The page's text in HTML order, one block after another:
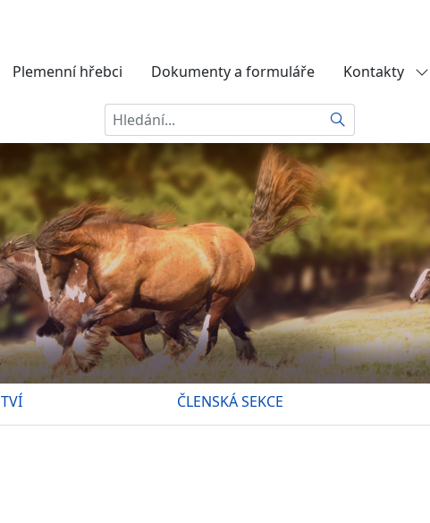
Plemenní hřebci Dokumenty a formuláře Kontakty
Hledat
ČLENSKÁ SEKCE